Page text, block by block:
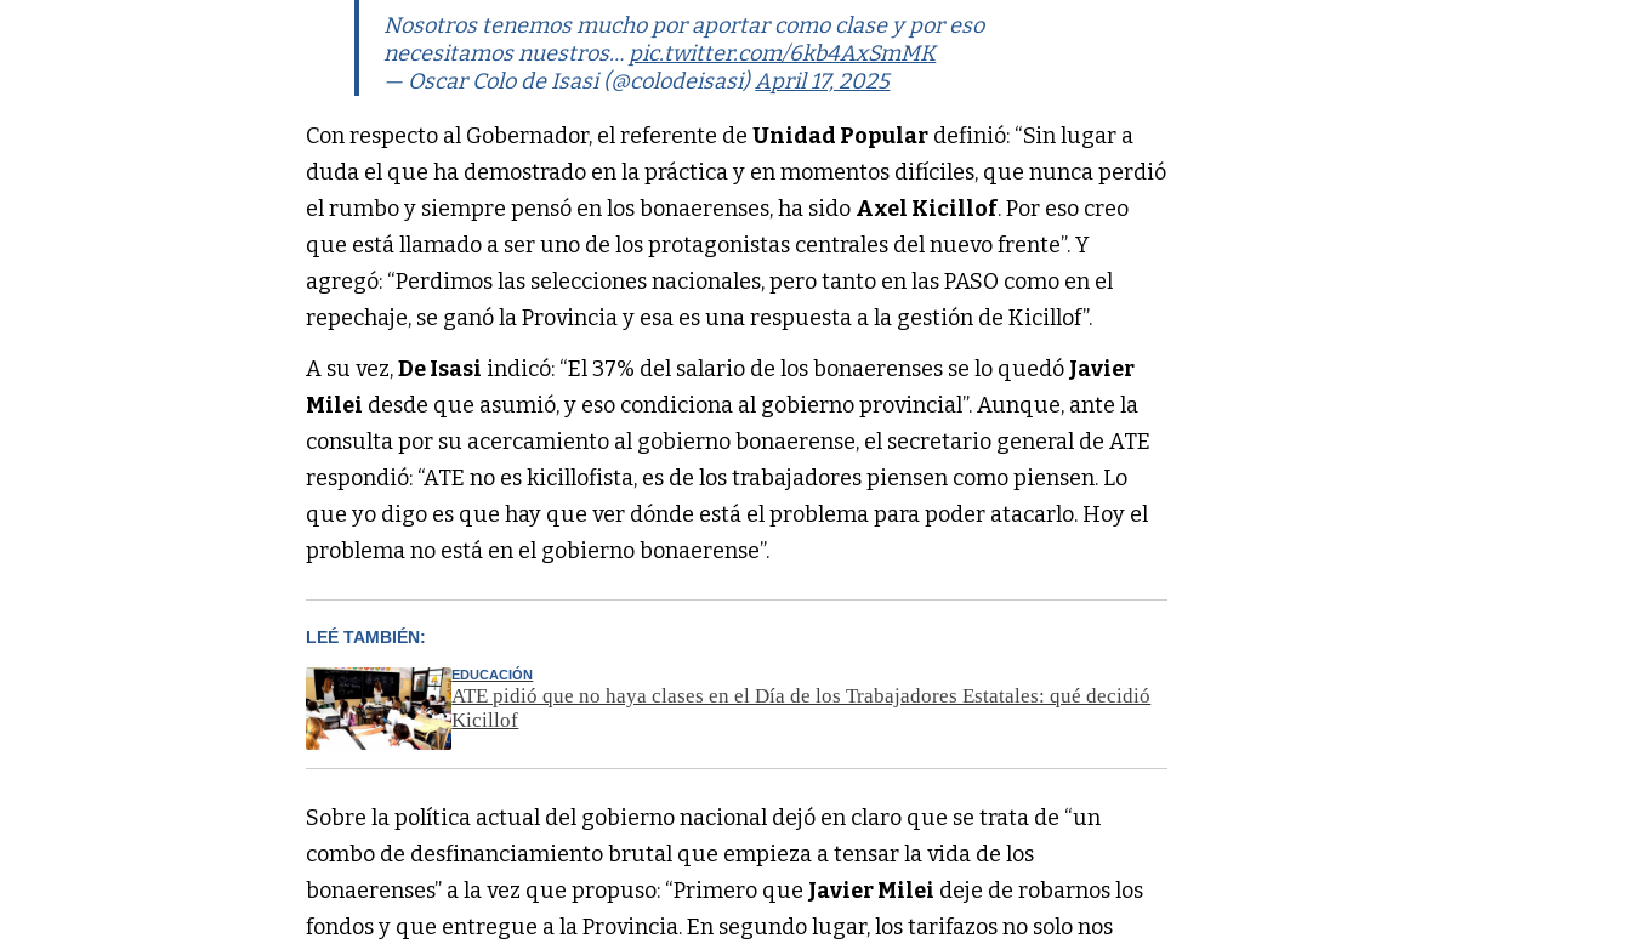
Nosotros tenemos mucho por aportar como clase y por eso
necesitamos nuestros… pic.twitter.com/6kb4AxSmMK
— Oscar Colo de Isasi (@colodeisasi)April 17, 2025
Con respecto al Gobernador, el referente deUnidad Popular definió: “Sin lugar a
duda el que ha demostrado en la práctica y en momentos difíciles, que nunca perdió
el rumbo y siempre pensó en los bonaerenses, ha sido Axel Kicillof. Por eso creo
que está llamado a ser uno de los protagonistas centrales del nuevo frente”. Y
agregó: “Perdimos las selecciones nacionales, pero tanto en las PASO como en el
repechaje, se ganó la Provincia y esa es una respuesta a la gestión de Kicillof”.
A su vez,De Isasi indicó: “El 37% del salario de los bonaerenses se lo quedó Javier
Milei desde que asumió, y eso condiciona al gobierno provincial”. Aunque, ante la
consulta por su acercamiento al gobierno bonaerense, el secretario general de ATE
respondió: “ATE no es kicillofista, es de los trabajadores piensen como piensen. Lo
que yo digo es que hay que ver dónde está el problema para poder atacarlo. Hoy el
problema no está en el gobierno bonaerense”.
LEÉ TAMBIÉN:
EDUCACIÓN
ATE pidió que no haya clases en el Día de los Trabajadores Estatales: qué decidió
Kicillof
Sobre la política actual del gobierno nacional dejó en claro que se trata de “un
combo de desfinanciamiento brutal que empieza a tensar la vida de los
bonaerenses” a la vez que propuso: “Primero que Javier Milei deje de robarnos los
fondos y que entregue a la Provincia. En segundo lugar, los tarifazos no solo nos